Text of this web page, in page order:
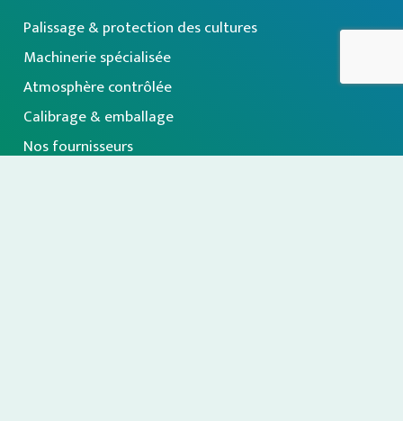
Palissage & protection des cultures
Machinerie spécialisée
Atmosphère contrôlée
Calibrage & emballage
Nos fournisseurs